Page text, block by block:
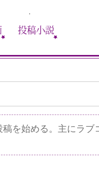
投稿小説
を始める。主にラ